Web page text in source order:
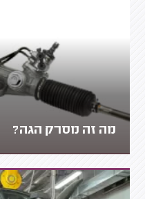
מה זה מסרק הגה?